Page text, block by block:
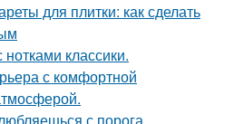
для плитки: как сделать
классики.
с комфортной